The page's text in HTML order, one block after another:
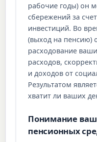
рабочие годы) он
сбережений за
инвестиций. Во
(выход на пенсию)
расходование
расходов,
и доходов от
Результатом
хватит ли ваших
Понимание
пенсионных